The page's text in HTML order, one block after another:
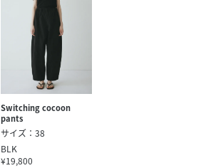
Switching cocoon
pants
サイズ：38
BLK
¥19,800